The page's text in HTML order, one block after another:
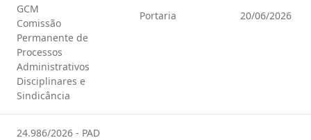
GCM
Comissão
Permanente de
Processos
Administrativos
Disciplinares e
Sindicância
Portaria 20/06/2026
24.986/2026 - PAD